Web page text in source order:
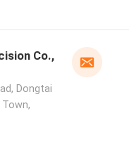
Co.,
Dongtai
Town,